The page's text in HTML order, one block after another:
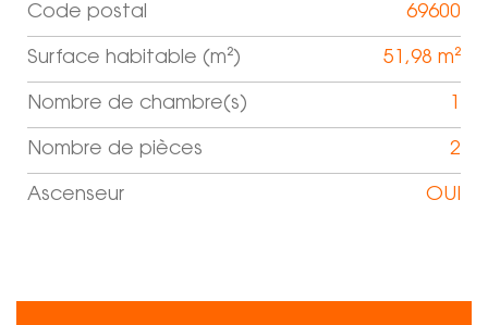
Label Value
Code postal 69600
Surface habitable (m²) 51,98 m²
Nombre de chambre(s) 1
Nombre de pièces 2
Ascenseur OUI